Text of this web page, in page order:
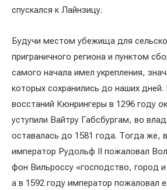
спускался к Лайнзицу.
Будучи местом убежища для
приграничного региона и пунктом
самого начала имел укрепления,
которых сохранились до наших
восстаний Кюнрингеры в 1296 году
уступили Вайтру Габсбургам, во
оставалась до 1581 года. Тогда же,
император Рудольф II пожаловал
фон Вильроссу «господство, город
а в 1592 году император пожаловал